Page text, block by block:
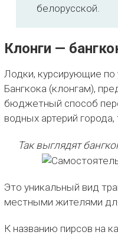
белорусской.
Клонги —
Лодки, курсирующие
Бангкока (клонгам),
бюджетный способ
водных артерий города,
Так выглядят
Это уникальный вид
местными жителями
К названию пирсов на